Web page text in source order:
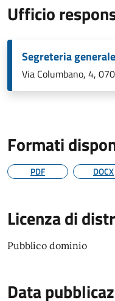
Ufficio
Segreteria generale
Via Columbano, 4,
Formati
PDF DOCX
Licenza di
Pubblico dominio
Data